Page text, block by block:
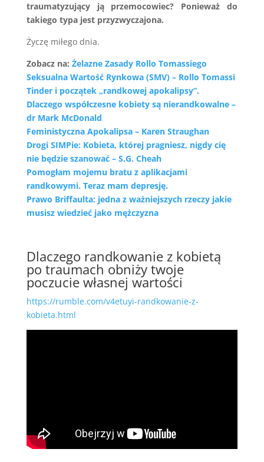
traumatyzujący ją przemocowiec? Ponieważ do
takiego typa jest przyzwyczajona.
Życzę miłego dnia.
Zobacz na: Żelazne Zasady Rollo Tomassiego
Seksualna Wartość Rynkowa (SMV) – Rollo Tomassi
Tinder i początek „randkowej apokalipsy”.
Dlaczego współczesne kobiety są nierandkowalne –
dr Mark McDonald
Feministyczna Apokalipsa – Karen Straughan
Drogi SIMPie: Kobieta, której pragniesz, nigdy cię
nie będzie szanować – S.G. Cheah
Pomogłam mojemu bratu z aplikacjami
randkowymi. Teraz mam depresję.
Prawo Briffaulta: jedna z ważniejszych rzeczy jakie
musisz wiedzieć jako mężczyzna
Dlaczego randkowanie z kobietą
po traumach obniży twoje
poczucie własnej wartości
https://rumble.com/v4etuyi-randkowanie-z-
kobieta.html